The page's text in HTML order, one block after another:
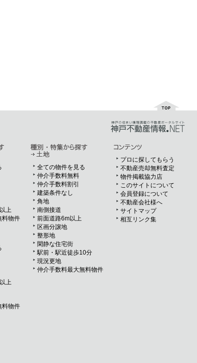
上
料物件
上
料物件
全ての物件を見る
仲介手数料無料
仲介手数料割引
建築条件なし
角地
南側接道
前面道路6m以上
区画分譲地
整形地
閑静な住宅街
駅前・駅近徒歩10分
現況更地
仲介手数料最大無料物件
プロに探してもらう
不動産売却無料査定
物件掲載協力店
このサイトについて
会員登録について
不動産会社様へ
サイトマップ
相互リンク集